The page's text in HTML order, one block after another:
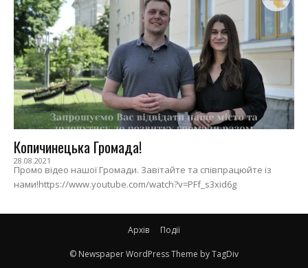
Копичинецька Громада!
28.08.2021
Промо відео нашої Громади. Завітайте та співпрацюйте із
нами!https://www.youtube.com/watch?v=PFf_s3xid6g
Архів Події
© Newspaper WordPress Theme by TagDiv